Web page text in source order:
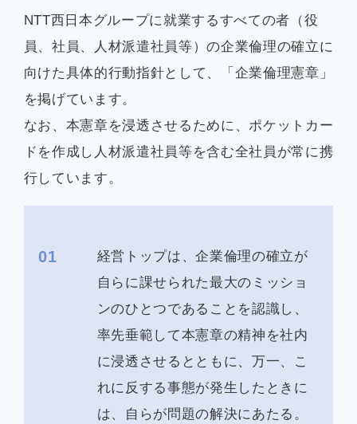
NTT西日本グループに就業するすべての者（役
員、社員、人材派遣社員等）の企業倫理の確立に
向けた具体的行動指針として、「企業倫理憲章」
を掲げています。
なお、本憲章を浸透させるために、ポケットカー
ドを作成し人材派遣社員等を含む全社員が常に携
行しています。
01
経営トップは、企業倫理の確立が
自らに課せられた最大のミッショ
ンのひとつであることを認識し、
率先垂範して本憲章の精神を社内
に浸透させるとともに、万一、こ
れに反する事態が発生したときに
は、自らが問題の解決にあたる。